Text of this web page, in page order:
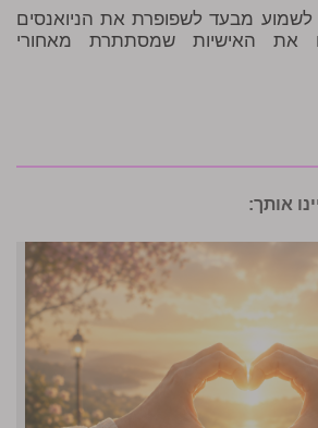
לשמוע מבעד לשפופרת את הניואנסים
את האישיות שמסתתרת מאחורי
אותך: